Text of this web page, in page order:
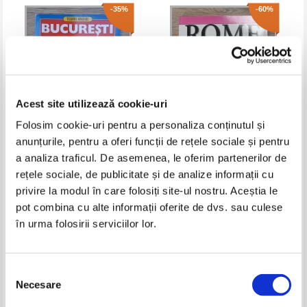
Acest site utilizează cookie-uri
Folosim cookie-uri pentru a personaliza conținutul și
anunțurile, pentru a oferi funcții de rețele sociale și pentru
a analiza traficul. De asemenea, le oferim partenerilor de
rețele sociale, de publicitate și de analize informații cu
privire la modul în care folosiți site-ul nostru. Aceștia le
pot combina cu alte informații oferite de dvs. sau culese
în urma folosirii serviciilor lor.
consimțământului
Necesare
-35%
Tezaurul Romaniei. Bucuresti
20,00Lei 13,00
Adaugă în coș
-60%
Rome et le Vatican. Des origines
a l'an 2000
Lei
Adaugă în coș